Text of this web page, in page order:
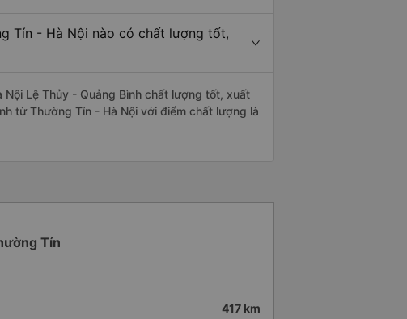
Tín - Hà Nội nào có chất lượng tốt,
Lệ Thủy - Quảng Bình chất lượng tốt, xuất
từ Thường Tín - Hà Nội với điểm chất lượng là
Tín
417 km